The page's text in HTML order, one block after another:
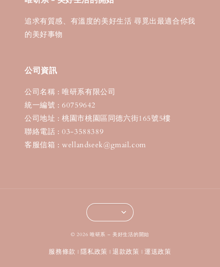
追求有質感、有溫度的美好生活 尋覓出最適合你我
的美好事物
公司資訊
公司名稱 : 唯研系有限公司
統一編號 : 60759642
公司地址 : 桃園市桃園區同德六街165號5樓
聯絡電話 : 03-3588389
客服信箱 : wellandseek@gmail.com
© 2026 唯研系 – 美好生活的開始
服務條款 | 隱私政策 |退款政策 | 運送政策